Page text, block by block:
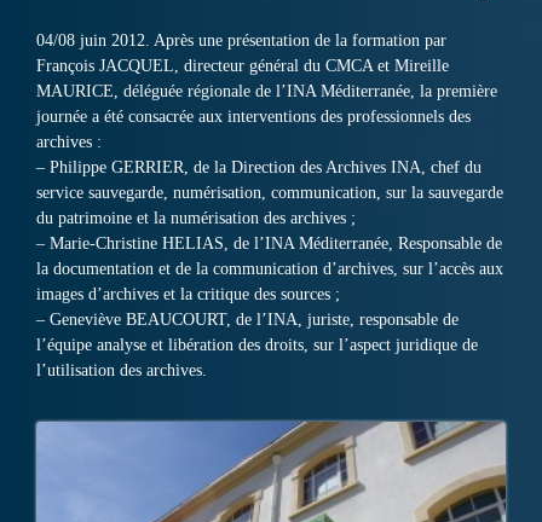
04/08 juin 2012. Après une présentation de la formation par
François JACQUEL, directeur général du CMCA et Mireille
MAURICE, déléguée régionale de l’INA Méditerranée, la première
journée a été consacrée aux interventions des professionnels des
archives :
– Philippe GERRIER, de la Direction des Archives INA, chef du
service sauvegarde, numérisation, communication, sur la sauvegarde
du patrimoine et la numérisation des archives ;
– Marie-Christine HELIAS, de l’INA Méditerranée, Responsable de
la documentation et de la communication d’archives, sur l’accès aux
images d’archives et la critique des sources ;
– Geneviève BEAUCOURT, de l’INA, juriste, responsable de
l’équipe analyse et libération des droits, sur l’aspect juridique de
l’utilisation des archives.